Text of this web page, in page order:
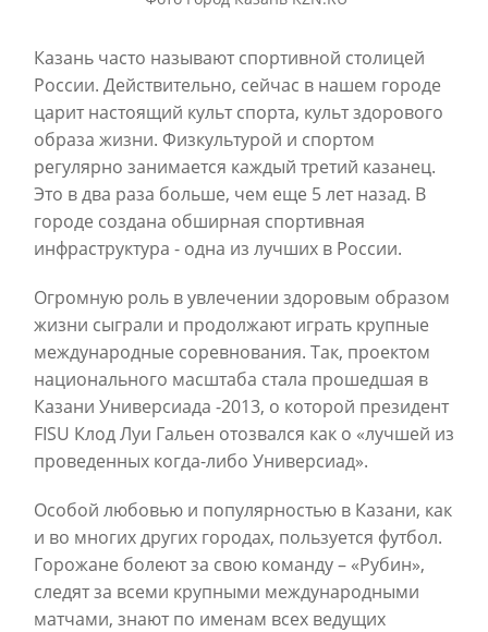
Казань часто называют спортивной столицей
России. Действительно, сейчас в нашем городе
царит настоящий культ спорта, культ здорового
образа жизни. Физкультурой и спортом
регулярно занимается каждый третий казанец.
Это в два раза больше, чем еще 5 лет назад. В
городе создана обширная спортивная
инфраструктура - одна из лучших в России.
Огромную роль в увлечении здоровым образом
жизни сыграли и продолжают играть крупные
международные соревнования. Так, проектом
национального масштаба стала прошедшая в
Казани Универсиада -2013, о которой президент
FISU Клод Луи Гальен отозвался как о «лучшей из
проведенных когда-либо Универсиад».
Особой любовью и популярностью в Казани, как
и во многих других городах, пользуется футбол.
Горожане болеют за свою команду – «Рубин»,
следят за всеми крупными международными
матчами, знают по именам всех ведущих